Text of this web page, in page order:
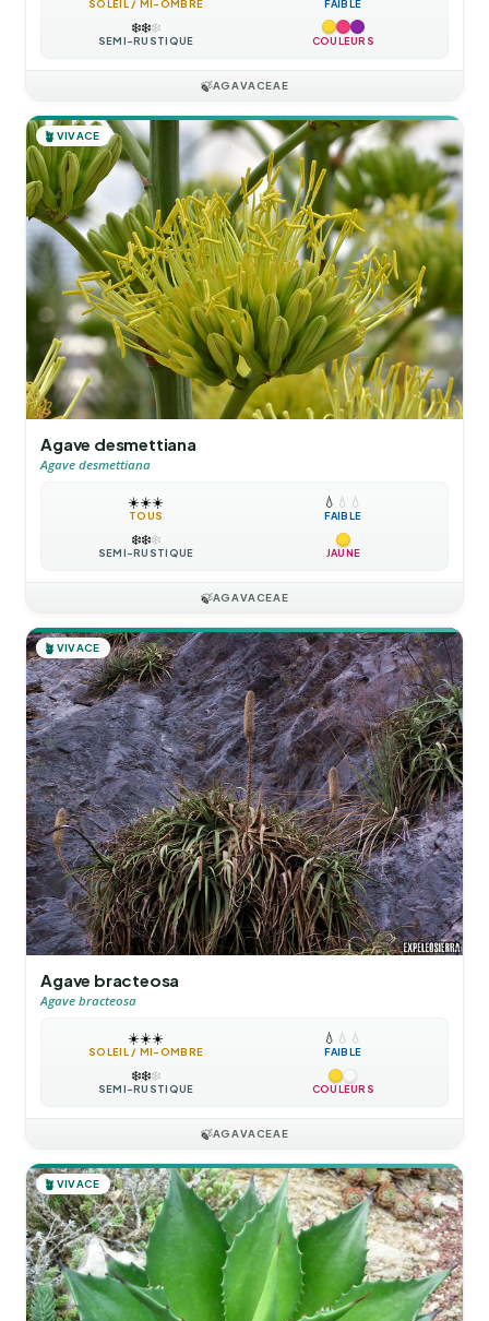
SOLEIL / MI-OMBRE FAIBLE
❄️❄️❄️
SEMI-RUSTIQUE COULEURS
🍃AGAVACEAE
🪴 VIVACE
Agave desmettiana
Agave desmettiana
☀️☀️☀️
TOUS
💧 💧 💧
FAIBLE
❄️❄️❄️
SEMI-RUSTIQUE JAUNE
🍃AGAVACEAE
🪴 VIVACE
Agave bracteosa
Agave bracteosa
☀️☀️☀️
SOLEIL / MI-OMBRE
💧 💧 💧
FAIBLE
❄️❄️❄️
SEMI-RUSTIQUE COULEURS
🍃AGAVACEAE
🪴 VIVACE